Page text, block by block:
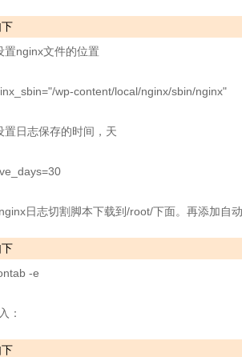
置nginx文件的位置
wp-content/local/nginx/sbin/nginx"
置日志保存的时间，天
日志切割脚本下载到/root/下面。再添加自
-e
：